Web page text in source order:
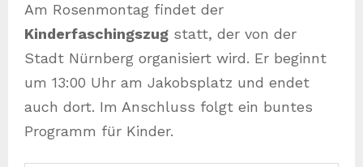
Am Rosenmontag findet der
Kinderfaschingszug statt, der von der
Stadt Nürnberg organisiert wird. Er beginnt
um 13:00 Uhr am Jakobsplatz und endet
auch dort. Im Anschluss folgt ein buntes
Programm für Kinder.